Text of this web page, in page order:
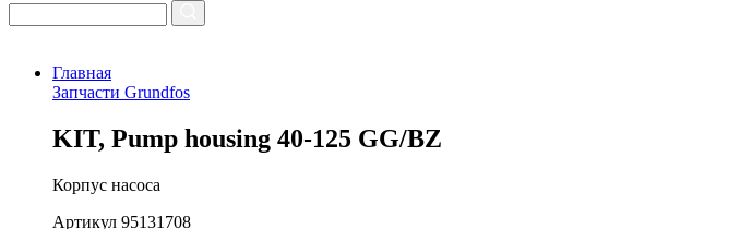
Главная
Запчасти Grundfos
KIT, Pump housing 40-125 GG/BZ
Корпус насоса
Артикул 95131708